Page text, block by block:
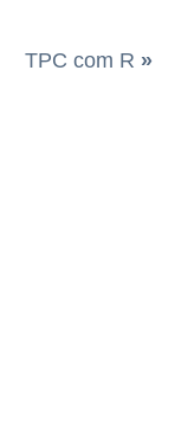
TPC com R »